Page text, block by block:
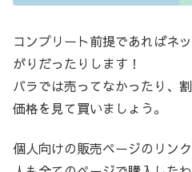
コンプリート前提であればネ
がりだったりします！
バラでは売ってなかったり、
価格を見て買いましょう。
個人向けの販売ページのリン